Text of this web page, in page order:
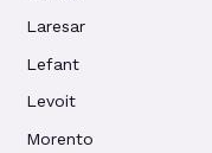
Laresar
Lefant
Levoit
Morento